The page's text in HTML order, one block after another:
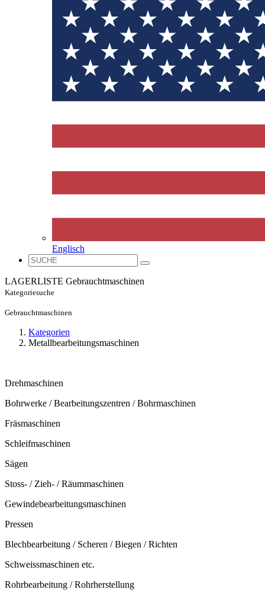
Englisch
LAGERLISTE Gebrauchtmaschinen
Kategoriesuche
Gebrauchtmaschinen
Kategorien
Metallbearbeitungsmaschinen
Drehmaschinen
Bohrwerke / Bearbeitungszentren / Bohrmaschinen
Fräsmaschinen
Schleifmaschinen
Sägen
Stoss- / Zieh- / Räummaschinen
Gewindebearbeitungsmaschinen
Pressen
Blechbearbeitung / Scheren / Biegen / Richten
Schweissmaschinen etc.
Rohrbearbeitung / Rohrherstellung